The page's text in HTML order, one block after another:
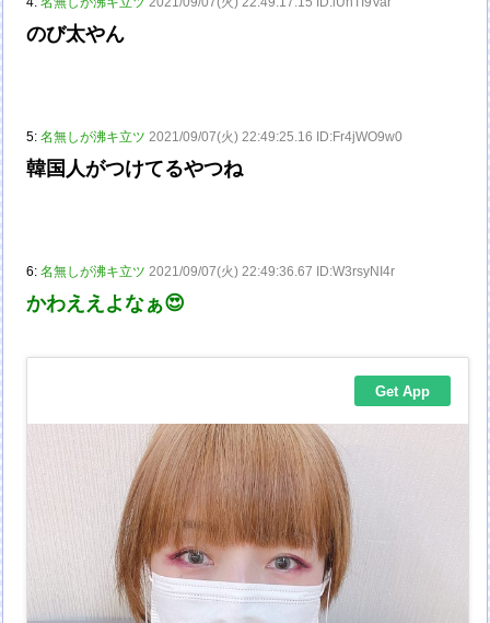
のび太やん
5:名無しが沸キ立ツ 2021/09/07(火) 22:49:25.16 ID:Fr4jWO9w0
韓国人がつけてるやつね
6:名無しが沸キ立ツ 2021/09/07(火) 22:49:36.67 ID:W3rsyNI4r
かわええよなぁ😍